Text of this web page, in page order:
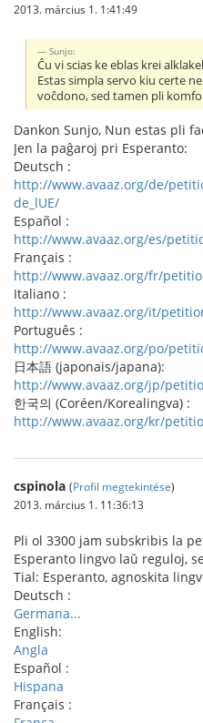
2013. március 1. 1:41:49
Sunjo:
Ĉu vi scias ke eblas krei
Estas simpla servo kiu certe
voĉdono, sed tamen pli
Dankon Sunjo, Nun estas pli
Jen la paĝaroj pri Esperanto:
Deutsch :
http://www.avaaz.org/de/
de_lUE/
Español :
http://www.avaaz.org/es/
Français :
http://www.avaaz.org/fr/
Italiano :
http://www.avaaz.org/it/
Português :
http://www.avaaz.org/po/
日本語 (japonais/japana):
http://www.avaaz.org/jp/
한국의 (Coréen/Korealingva) :
http://www.avaaz.org/kr/
cspinola (Profil megtekintése)
2013. március 1. 11:36:13
Pli ol 3300 jam subskribis la
Esperanto lingvo laŭ reguloj,
Tial: Esperanto, agnoskita
Deutsch :
Germana...
English:
Angla
Español :
Hispana
Français :